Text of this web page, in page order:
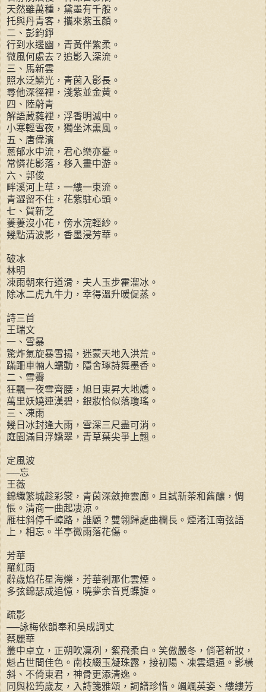
天然雖萬種，黛墨有千般。
托與丹青客，攜來紫玉顏。
二、彭鈞錚
行到水邊幽，青黃伴紫柔。
微風何處去？追影入深流。
三、馬新雲
照水泛鱗光，青茵入影長。
尋他深徑裡，淺紫並金黃。
四、陸蔚青
解語葳蕤裡，浮香明滅中。
小寒輕雪夜，獨坐沐熏風。
五、唐偉濱
蔥郁水中流，君心樂亦憂。
常憐花影落，移入畫中游。
六、郭俊
畔溪河上草，一縷一束流。
青澀留不住，花紫駐心頭。
七、賀新芝
萋萋沒小花，傍水浣輕紗。
幾點清波影，香墨浸芳華。
破冰
林明
凍雨朝來行道滑，夫人玉步霍溜冰。
除冰二虎九牛力，幸得溫升暖促蒸。
詩三首
王瑞文
一、雪暴
驚炸氣旋暴雪揚，迷蒙天地入洪荒。
蹣跚車輛人蠕動，隱舍琢詩舞墨香。
二、雪霽
狂飄一夜雪齊腰，旭日東昇大地嬌。
萬里妖嬈連漢碧，銀妝恰似落瓊瑤。
三、凍雨
幾日冰封逢大雨，雪深三尺盡可消。
庭園滿目浮嬌翠，青草葉尖爭上翹。
定風波
──忘
王薇
錦織繁城趁彩裳，青茵深斂掩雲廊。且試新茶和舊釀，惆
悵。清商一曲起凄涼。
雁柱斜停千嶂路，誰顧？雙翎歸處曲欄長。煙渚江南弦語
上，相忘。半亭微雨落花傷。
芳華
羅紅雨
辭歲焰花星海爍，芳華剎那化雲煙。
多弦錦瑟成追憶，曉夢余音覓蝶旋。
疏影
──詠梅依韻奉和吳成詞丈
蔡麗華
叢中卓立，正朔吹凜冽，絮飛柔白。笑傲嚴冬，俏著新妝，
魁占世間佳色。南枝綴玉凝珠露，接初陽、凍雲還逼。影橫
斜、不倚東君，神骨更添清逸。
同與松筠歲友，入詩箋雅頌，詞譜珍惜。颯颯英姿、縷縷芳